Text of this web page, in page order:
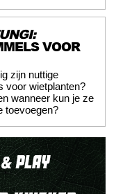
VOOR
zijn nuttige
voor wietplanten?
wanneer kun je ze
toevoegen?